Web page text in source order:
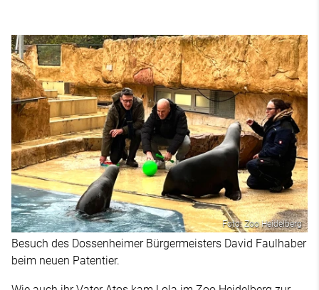
Foto: Zoo Heidelberg
Besuch des Dossenheimer Bürgermeisters David Faulhaber
beim neuen Patentier.